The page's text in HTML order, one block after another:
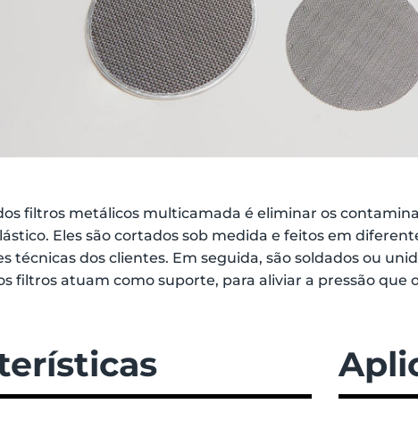
filtros metálicos multicamada é eliminar os
Eles são cortados sob medida e feitos em
técnicas dos clientes. Em seguida, são soldados ou
filtros atuam como suporte, para aliviar a pressão que